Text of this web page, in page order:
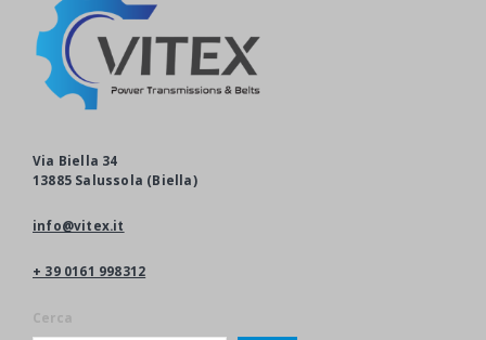
Via Biella 34
13885 Salussola (Biella)
info@vitex.it
+ 39 0161 998312
Cerca